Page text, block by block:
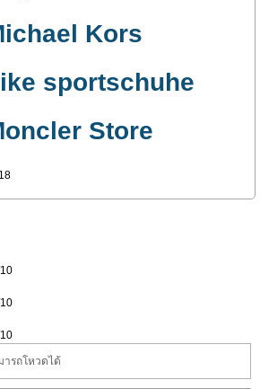
Kors
sportschuhe
Store
ารถโหวดได้